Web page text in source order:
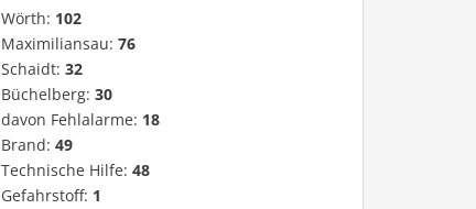
Wörth: 102
Maximiliansau: 76
Schaidt: 32
Büchelberg: 30
davon Fehlalarme: 18
Brand: 49
Technische Hilfe: 48
Gefahrstoff: 1